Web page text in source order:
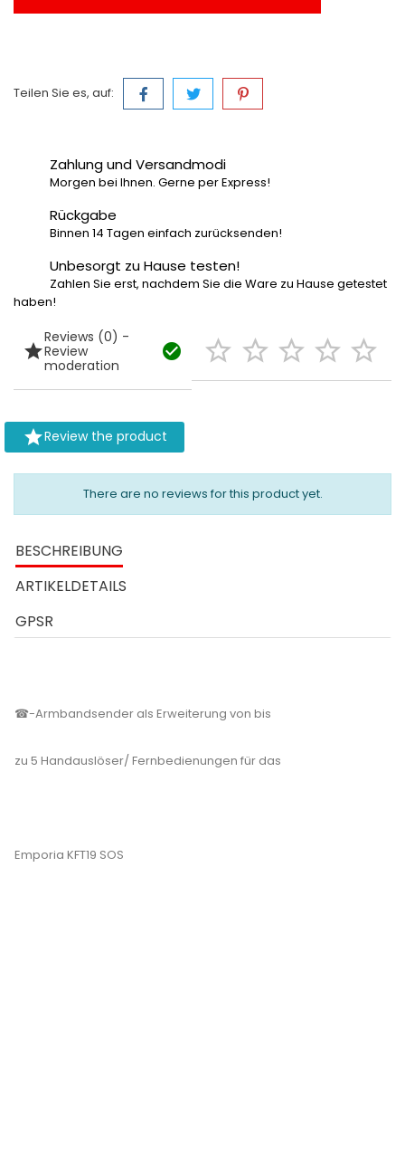
Teilen Sie es, auf:
Zahlung und Versandmodi
Morgen bei Ihnen. Gerne per Express!
Rückgabe
Binnen 14 Tagen einfach zurücksenden!
Unbesorgt zu Hause testen!
Zahlen Sie erst, nachdem Sie die Ware zu Hause getestet
haben!

Reviews (0) -
Review
moderation
     
Review the product
There are no reviews for this product yet.
BESCHREIBUNG
ARTIKELDETAILS
GPSR
☎-Armbandsender als Erweiterung von bis
zu 5 Handauslöser/ Fernbedienungen für das
Emporia KFT19 SOS